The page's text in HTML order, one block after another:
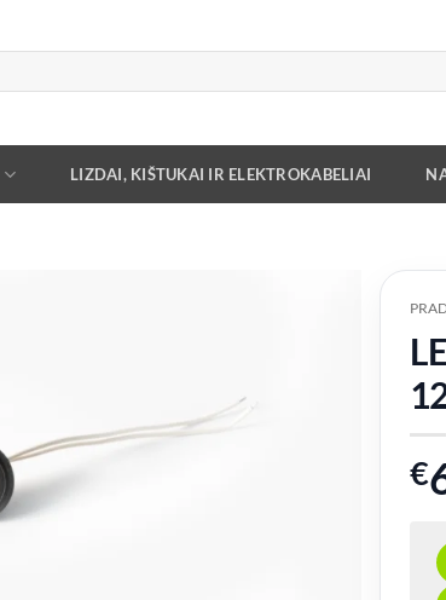
LIZDAI, KIŠTUKAI IR ELEKTROKABELIAI
€